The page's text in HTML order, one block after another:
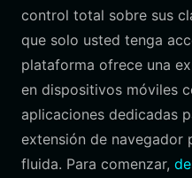
control total sobre sus
que solo usted tenga
plataforma ofrece una
en dispositivos móviles
aplicaciones dedicadas
extensión de navegador
fluida. Para comenzar,